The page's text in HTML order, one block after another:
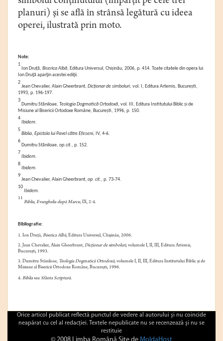
planuri) şi se află în strânsă legătură cu ideea
operei, ilustrată prin moto.
Note:
1
Ion Druţă, Biserica Albă, Editura Universul, Chişinău, 2006, p. 414. Toate citatele din opera lui
Ion Druţă aparţin acestei ediţii.
2
Jean Chevalier, Alain Gheerbrant, Dicţionar de simboluri, vol. I, Editura Artemis, București,
1993, p. 196-197.
3
Dumitru Stăniloae, Teologia Dogmatică Ortodoxă, vol. III, Editura Institutului Biblic şi de
Misiune al Bisericii Ortodoxe Române, Bucureşti, 1996, p. 150.
4
Ibidem.
5
Biblia, Epistola lui Pavel către Efeseni, IV, 4-6.
6
Dumitru Stăniloae, op.cit., p. 152.
7
Ibidem.
8
Ibidem.
9
Jean Chevalier, Alain Gheerbrant, op. cit., p. 73-74.
10
Ibidem.
11
Biblia, Evanghelia după Marcu, IX, 2-4.
Bibliografie:
1. Ion Druţă, Biserica Albă, Editura Universul, Chişinău, 2006.
2. Jean Chevalier, Alain Gheerbrant, Dicţionar de simboluri, volumele I, II, III, Editura Artemis,
București, 1993.
3. Dumitru Stăniloae, Teologia Dogmatică Ortodoxă, volumele I, II, III, Editura Institutului Biblic şi de
Misiune al Bisericii Ortodoxe Române, Bucureşti, 1996.
4. Biblia sau Sfânta Scriptură.
Orice articol publicat reflectă punctul de vedere al autorului şi nu coincide
neapărat cu cel al redacţiei. Textele nepublicate nu se recenzează şi nu se
restituie